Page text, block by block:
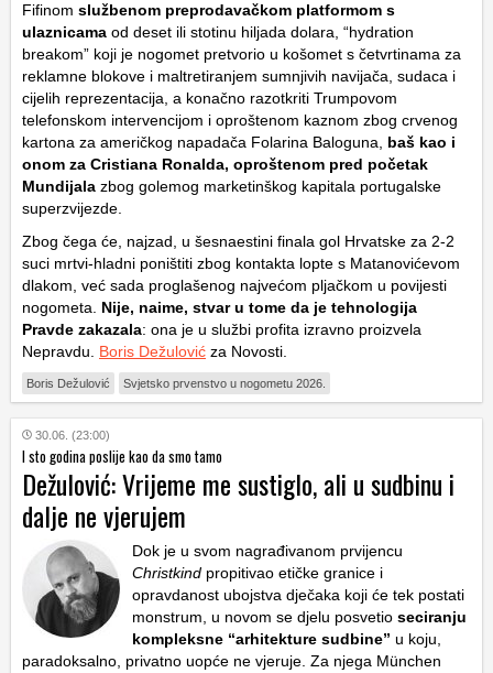
Fifinom službenom preprodavačkom platformom s
ulaznicama od deset ili stotinu hiljada dolara, “hydration
breakom” koji je nogomet pretvorio u košomet s četvrtinama za
reklamne blokove i maltretiranjem sumnjivih navijača, sudaca i
cijelih reprezentacija, a konačno razotkriti Trumpovom
telefonskom intervencijom i oproštenom kaznom zbog crvenog
kartona za američkog napadača Folarina Baloguna
baš kao i
onom za Cristiana Ronalda, oproštenom pred početak
Mundijala zbog golemog marketinškog kapitala portugalske
superzvijezde.
Zbog čega će, najzad, u šesnaestini finala gol Hrvatske za 2-2
suci mrtvi-hladni poništiti zbog kontakta lopte s Matanovićevom
dlakom, već sada proglašenog najvećom pljačkom u povijesti
nogometa.
Nije, naime, stvar u tome da je tehnologija
Pravde zakazala: ona je u službi profita izravno proizvela
Nepravdu. Boris Dežulović za Novosti.
Boris Dežulović Svjetsko prvenstvo u nogometu 2026.
30.06. (23:00)
I sto godina poslije kao da smo tamo
Dežulović: Vrijeme me sustiglo, ali u sudbinu i
dalje ne vjerujem
Dok je u svom nagrađivanom prvijencu
Christkind propitivao etičke granice i
opravdanost ubojstva dječaka koji će tek postati
monstrum, u novom se djelu posvetio seciranju
kompleksne “arhitekture sudbine” u koju,
paradoksalno, privatno uopće ne vjeruje. Za njega München